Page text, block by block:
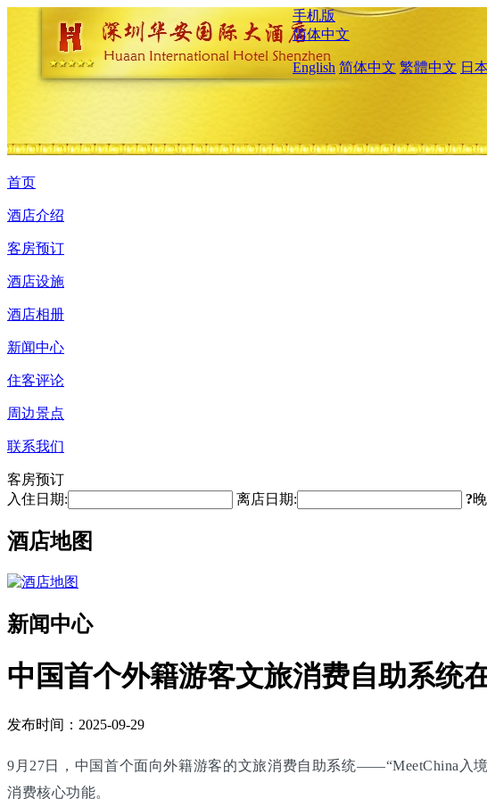
手机版
简体中文
English 简体中文 繁體中文 日
首页
酒店介绍
客房预订
酒店设施
酒店相册
新闻中心
住客评论
周边景点
联系我们
客房预订
入住日期:
离店日期: ?晚
酒店地图
新闻中心
中国首个外籍游客文旅消费自助系统
发布时间：2025-09-29
9月27日，中国首个面向外籍游客的文旅消费自助系统——“MeetChina入
消费核心功能。